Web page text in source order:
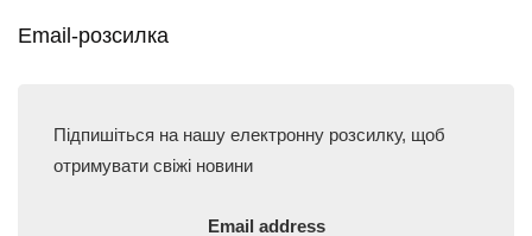
Email-розсилка
Підпишіться на нашу електронну розсилку, щоб
отримувати свіжі новини
Email address